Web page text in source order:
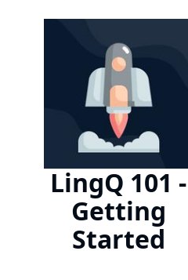
LingQ 101 -
Getting
Started